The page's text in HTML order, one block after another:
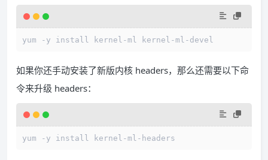
yum -y install kernel-ml kernel-ml-devel
如果你还手动安装了新版内核 headers，那么还需要以下命
令来升级 headers：
yum -y install kernel-ml-headers